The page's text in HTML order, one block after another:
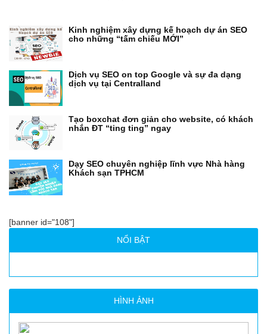
Kinh nghiệm xây dựng kế hoạch dự án SEO
cho những “tấm chiếu MỚI”
Dịch vụ SEO on top Google và sự đa dạng
dịch vụ tại Centralland
Tạo boxchat đơn giản cho website, có khách
nhắn ĐT “ting ting” ngay
Dạy SEO chuyên nghiệp lĩnh vực Nhà hàng
Khách sạn TPHCM
[banner id="108"]
NỔI BẬT
HÌNH ẢNH